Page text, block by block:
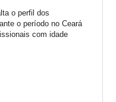
o perfil dos
o período no Ceará
com idade